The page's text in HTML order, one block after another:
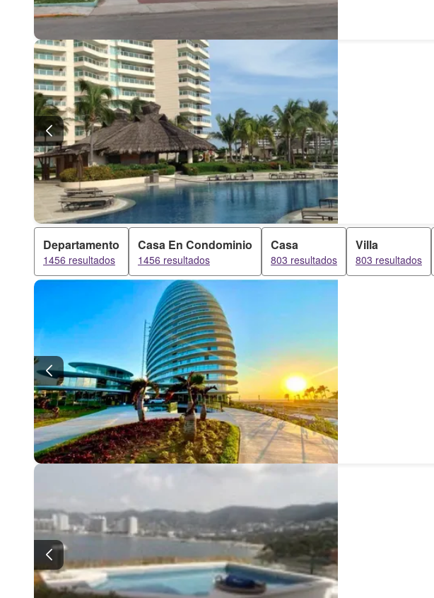
Departamento
1456 resultados
Casa En Condominio
1456 resultados
Casa
803 resultados
Villa
803 resultados